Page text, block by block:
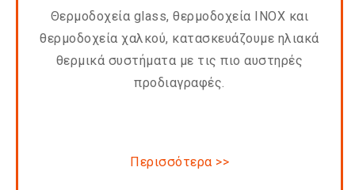
Θερμοδοχεία glass, θερμοδοχεία INOX και
θερμοδοχεία χαλκού, κατασκευάζουμε ηλιακά
θερμικά συστήματα με τις πιο αυστηρές
προδιαγραφές.
Περισσότερα >>